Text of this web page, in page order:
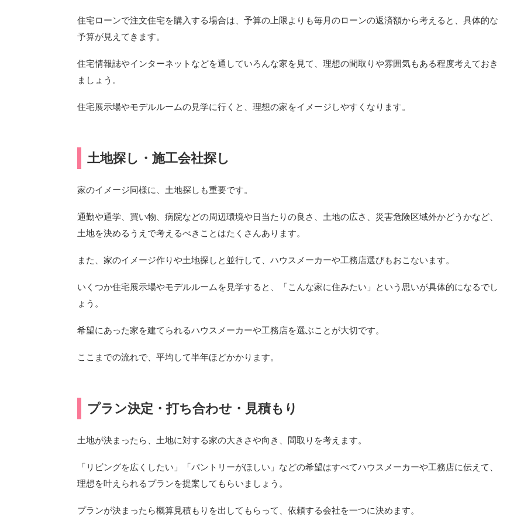
住宅ローンで注文住宅を購入する場合は、予算の上限よりも毎月のローンの返済額から考えると、具体的な
予算が見えてきます。
住宅情報誌やインターネットなどを通していろんな家を見て、理想の間取りや雰囲気もある程度考えておき
ましょう。
住宅展示場やモデルルームの見学に行くと、理想の家をイメージしやすくなります。
土地探し・施工会社探し
家のイメージ同様に、土地探しも重要です。
通勤や通学、買い物、病院などの周辺環境や日当たりの良さ、土地の広さ、災害危険区域外かどうかなど、
土地を決めるうえで考えるべきことはたくさんあります。
また、家のイメージ作りや土地探しと並行して、ハウスメーカーや工務店選びもおこないます。
いくつか住宅展示場やモデルルームを見学すると、「こんな家に住みたい」という思いが具体的になるでし
ょう。
希望にあった家を建てられるハウスメーカーや工務店を選ぶことが大切です。
ここまでの流れで、平均して半年ほどかかります。
プラン決定・打ち合わせ・見積もり
土地が決まったら、土地に対する家の大きさや向き、間取りを考えます。
「リビングを広くしたい」「パントリーがほしい」などの希望はすべてハウスメーカーや工務店に伝えて、
理想を叶えられるプランを提案してもらいましょう。
プランが決まったら概算見積もりを出してもらって、依頼する会社を一つに決めます。